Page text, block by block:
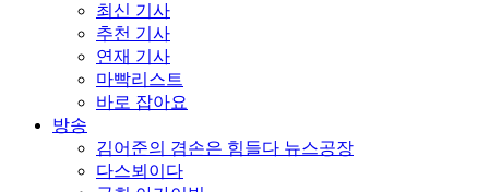
최신 기사
추천 기사
연재 기사
마빡리스트
바로 잡아요
방송
김어준의 겸손은 힘들다 뉴스공장
다스뵈이다